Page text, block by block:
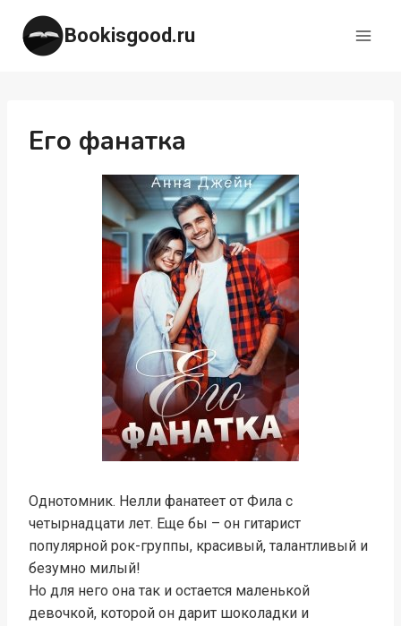
Перейти
содержимому
Bookisgood.ru
Его фанатка
Однотомник. Нелли фанатеет от Фила с
четырнадцати лет. Еще бы – он гитарист
популярной рок-группы, красивый, талантливый и
безумно милый!
Но для него она так и остается маленькой
девочкой, которой он дарит шоколадки и